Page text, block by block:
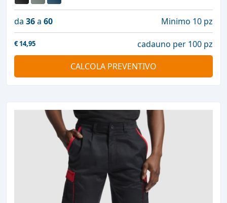
da 36a 60 Minimo 10 pz
€ 14,95
cadauno per 100 pz
CALCOLA PREVENTIVO